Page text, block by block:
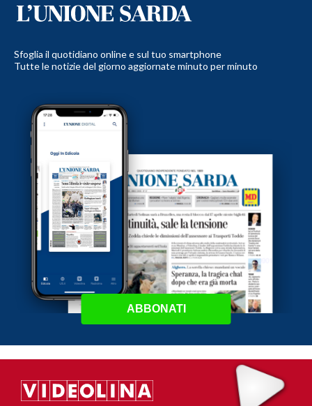
Sfoglia il quotidiano online e sul tuo smartphone
Tutte le notizie del giorno aggiornate minuto per minuto
ABBONATI